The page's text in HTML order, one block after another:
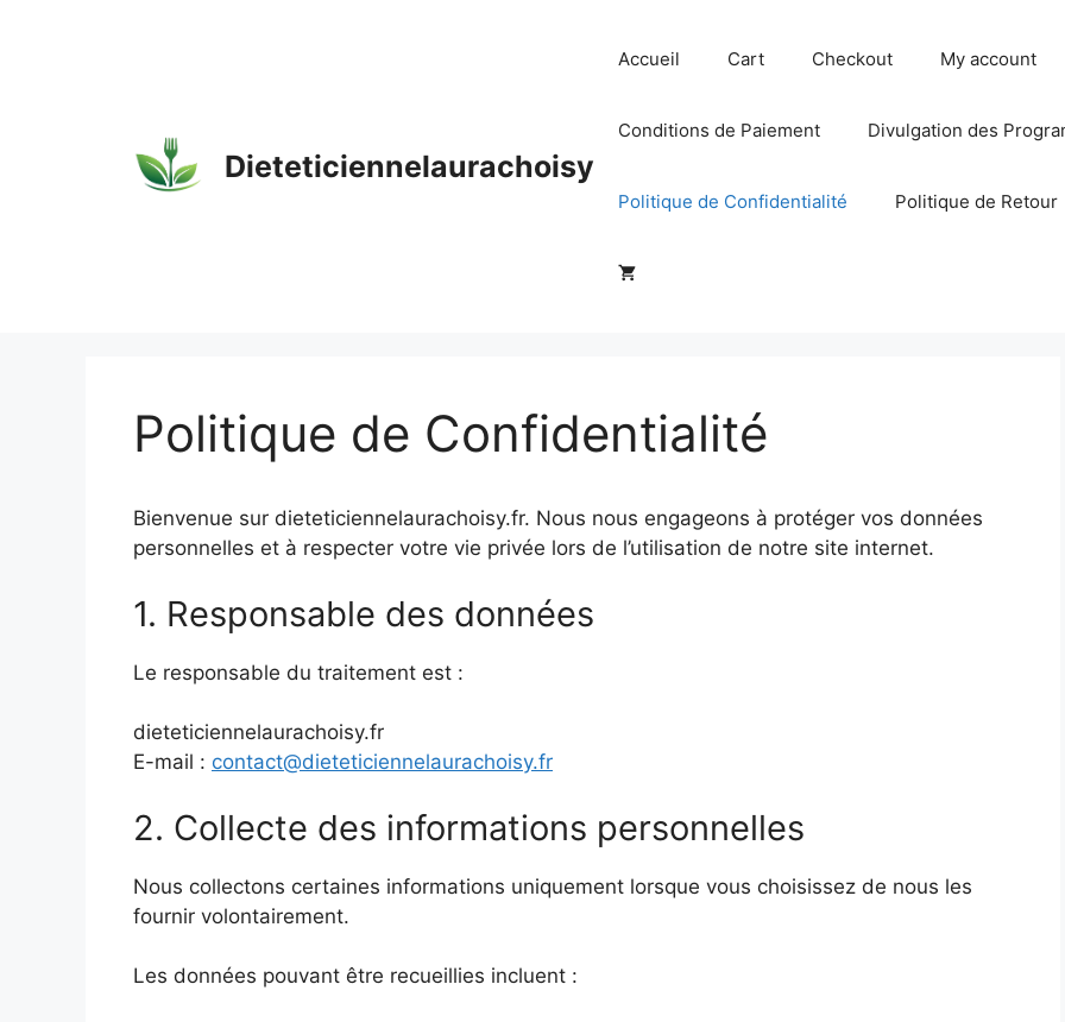
Dieteticiennelaurachoisy
Accueil Cart Checkout My account
Conditions de Paiement Divulgation des
Politique de Confidentialité Politique de Retour
Politique de Confidentialité
Bienvenue sur dieteticiennelaurachoisy.fr. Nous nous engageons à protéger vos données
personnelles et à respecter votre vie privée lors de l’utilisation de notre site internet.
1. Responsable des données
Le responsable du traitement est :
dieteticiennelaurachoisy.fr
E-mail : contact@dieteticiennelaurachoisy.fr
2. Collecte des informations personnelles
Nous collectons certaines informations uniquement lorsque vous choisissez de nous les
fournir volontairement.
Les données pouvant être recueillies incluent :